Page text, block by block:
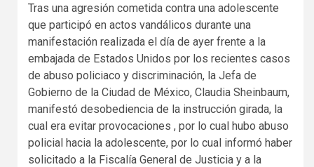
Tras una agresión cometida contra una adolescente
que participó en actos vandálicos durante una
manifestación realizada el día de ayer frente a la
embajada de Estados Unidos por los recientes casos
de abuso policiaco y discriminación, la Jefa de
Gobierno de la Ciudad de México, Claudia Sheinbaum,
manifestó desobediencia de la instrucción girada, la
cual era evitar provocaciones , por lo cual hubo abuso
policial hacia la adolescente, por lo cual informó haber
solicitado a la Fiscalía General de Justicia y a la